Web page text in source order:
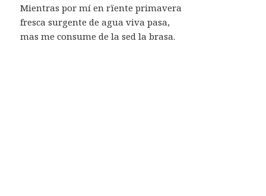
Mientras por mí en rïente primavera
fresca surgente de agua viva pasa,
mas me consume de la sed la brasa.